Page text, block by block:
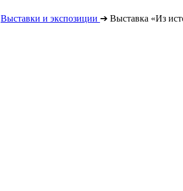
Выставки и экспозиции ➔ Выставка «Из